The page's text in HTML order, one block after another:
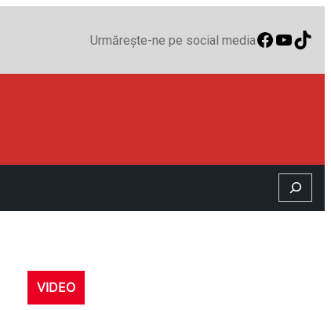
Urmărește-ne pe social media
Search
VIDEO